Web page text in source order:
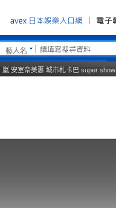
藝人名
嵐 安室奈美惠 城市札卡巴 super show